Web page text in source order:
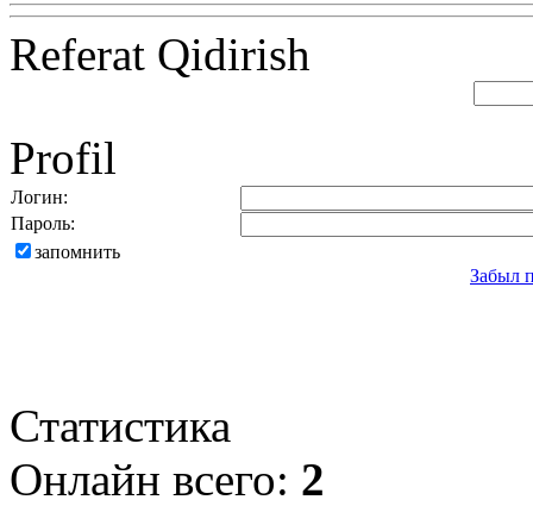
Referat Qidirish
Profil
Логин:
Пароль:
запомнить
Забыл
Статистика
Онлайн всего: 2